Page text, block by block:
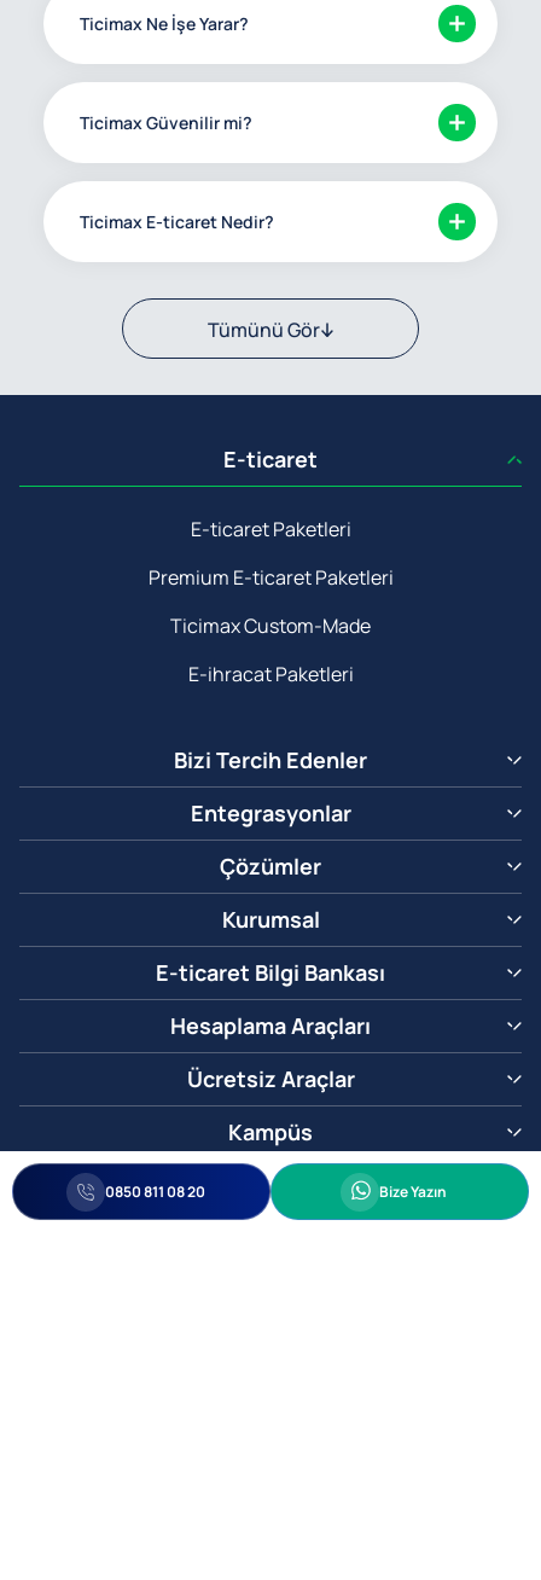
Ticimax Ne İşe Yarar?
Ticimax Güvenilir mi?
Ticimax E-ticaret Nedir?
Tümünü Gör
E-ticaret
E-ticaret Paketleri
Premium E-ticaret Paketleri
Ticimax Custom-Made
E-ihracat Paketleri
Bizi Tercih Edenler
Entegrasyonlar
Çözümler
Kurumsal
E-ticaret Bilgi Bankası
Hesaplama Araçları
Ücretsiz Araçlar
Kampüs
0850 811 08 20 Whatsapp
Bize Yazın
0850 811 08 20